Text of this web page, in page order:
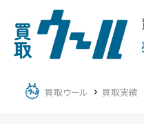
買取ウール 買取実績